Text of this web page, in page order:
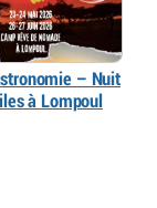
– Nuit
à Lompoul